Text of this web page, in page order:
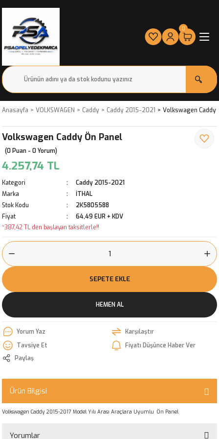
0
Anasayfa VOLKSWAGEN Caddy Caddy 2015-2021 Volkswagen Caddy
Volkswagen Caddy Ön Panel
(0 Puan - 0 Yorum)
4.257,74 TL
Kategori
Caddy 2015-2021
Marka
İTHAL
Stok Kodu
2K5805588
Fiyat
64,49 EUR + KDV
*387,42 TL den başlayan taksitlerle!!
SEPETE EKLE
HEMEN AL
Yorum Yaz
Karşılaştır
Tavsiye Et
Fiyatı Düşünce Haber Ver
Paylaş
Ürün Bilgisi
Volkswagen Caddy 2015-2017 Model Yılı Arası Araçlara Uyumlu Ön Panel
Yorumlar